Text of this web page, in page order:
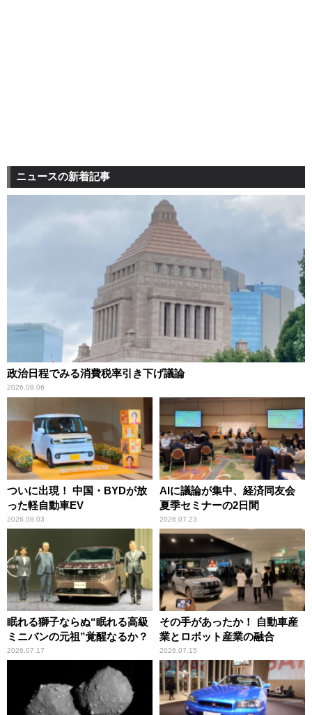
ニュースの新着記事
政治日程でみる消費税率引き下げ議論
2026.08.06
ついに出現！ 中国・BYDが放
った軽自動車EV
2026.08.03
AIに議論が集中、経済同友会
夏季セミナーの2日間
2026.07.23
眠れる獅子ならぬ“眠れる高級
ミニバンの元祖”覚醒なるか？
2026.07.17
その手があったか！ 自動車産
業とロボット産業の融合
2026.07.15